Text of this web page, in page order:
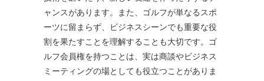
ャンスがあります。また、ゴルフが単なるスポ
ーツに留まらず、ビジネスシーンでも重要な役
割を果たすことを理解することも大切です。ゴ
ルフ会員権を持つことは、実は商談やビジネス
ミーティングの場としても役立つことがありま